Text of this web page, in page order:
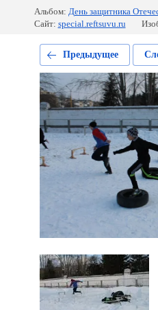
Альбом: День защитника
Сайт: special.reftsuvu.ru
Предыдущее